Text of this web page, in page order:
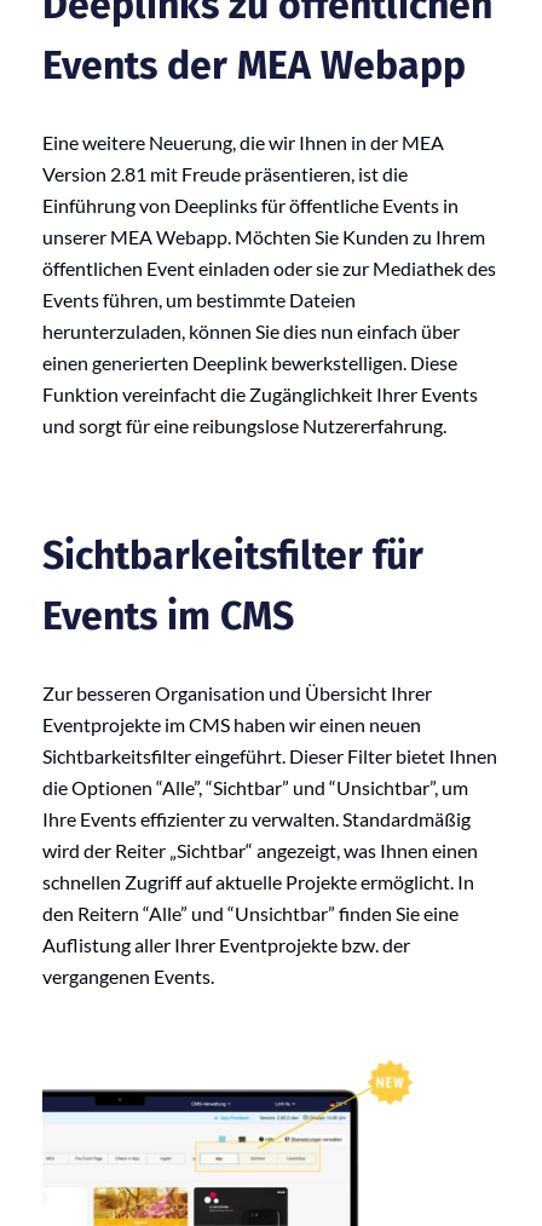
Events der MEA Webapp
Eine weitere Neuerung, die wir Ihnen in der MEA
Version 2.81 mit Freude präsentieren, ist die
Einführung von Deeplinks für öffentliche Events in
unserer MEA Webapp. Möchten Sie Kunden zu Ihrem
öffentlichen Event einladen oder sie zur Mediathek des
Events führen, um bestimmte Dateien
herunterzuladen, können Sie dies nun einfach über
einen generierten Deeplink bewerkstelligen. Diese
Funktion vereinfacht die Zugänglichkeit Ihrer Events
und sorgt für eine reibungslose Nutzererfahrung.
Sichtbarkeitsfilter für
Events im CMS
Zur besseren Organisation und Übersicht Ihrer
Eventprojekte im CMS haben wir einen neuen
Sichtbarkeitsfilter eingeführt. Dieser Filter bietet Ihnen
die Optionen “Alle”, “Sichtbar” und “Unsichtbar”, um
Ihre Events effizienter zu verwalten. Standardmäßig
wird der Reiter „Sichtbar“ angezeigt, was Ihnen einen
schnellen Zugriff auf aktuelle Projekte ermöglicht. In
den Reitern “Alle” und “Unsichtbar” finden Sie eine
Auflistung aller Ihrer Eventprojekte bzw. der
vergangenen Events.